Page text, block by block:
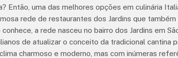
Então, uma das melhores opções em culinária
rede de restaurantes dos Jardins que
conhece, a rede nasceu no bairro dos Jardins em
de atualizar o conceito da tradicional cantina
charmoso e moderno, mas com inúmeras